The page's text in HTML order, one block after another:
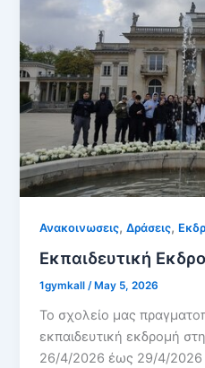
Ανακοινωσεις,Δράσεις,
Εκπαιδευτική
1gymkall/ May 5, 2026
Το σχολείο μας
εκπαιδευτική εκδρομή
26/4/2026 έως 29/4/2026